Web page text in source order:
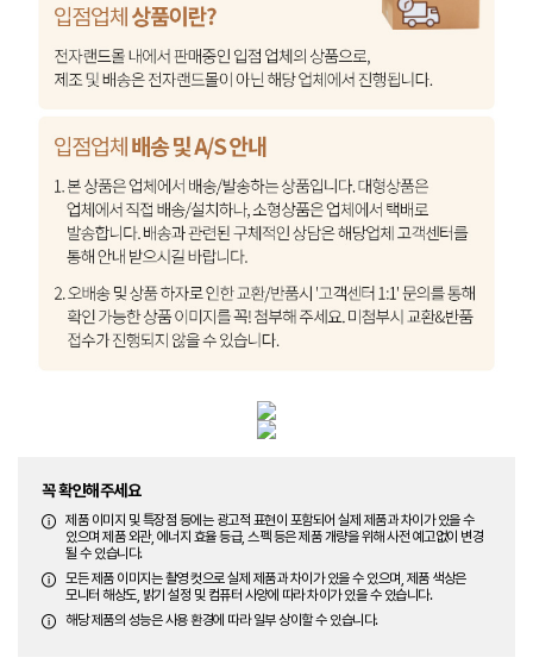
꼭 확인해주세요
제품 이미지 및 특장점 등에는 광고적 표현이 포함되어 실제 제품과 차이가 있을 수
있으며 제품 외관, 에너지 효율 등급, 스펙 등은 제품 개량을 위해 사전 예고없이 변경
될 수 있습니다.
모든 제품 이미지는 촬영 컷으로 실제 제품과 차이가 있을 수 있으며, 제품 색상은
모니터 해상도, 밝기 설정 및 컴퓨터 사양에 따라 차이가 있을 수 있습니다.
해당 제품의 성능은 사용 환경에 따라 일부 상이할 수 있습니다.